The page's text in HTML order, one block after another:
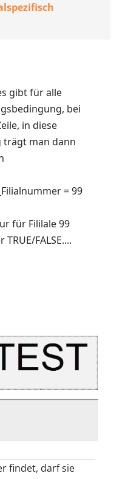
gibt für alle
bei
in diese
trägt man dann
= 99
für Fililale 99
FALSE....
findet, darf sie